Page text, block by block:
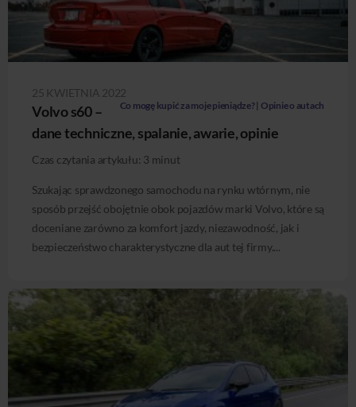
25 KWIETNIA 2022
Co mogę kupić za moje pieniądze? | Opinie o autach
Volvo s60 –
dane techniczne, spalanie, awarie, opinie
Czas czytania artykułu: 3 minut
Szukając sprawdzonego samochodu na rynku wtórnym, nie
sposób przejść obojętnie obok pojazdów marki Volvo, które są
doceniane zarówno za komfort jazdy, niezawodność, jak i
bezpieczeństwo charakterystyczne dla aut tej firmy....